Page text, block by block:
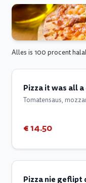
Alles is 100 procent
Pizza it was all
Tomatensaus,
€ 14.50
Pizza nie geflipt